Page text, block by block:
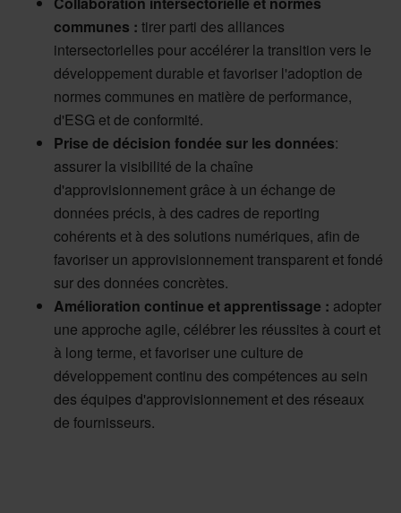
communes : tirer parti des alliances
intersectorielles pour accélérer la transition vers le
développement durable et favoriser l'adoption de
normes communes en matière de performance,
d'ESG et de conformité.
Prise de décision fondée sur les données:
assurer la visibilité de la chaîne
d'approvisionnement grâce à un échange de
données précis, à des cadres de reporting
cohérents et à des solutions numériques, afin de
favoriser un approvisionnement transparent et fondé
sur des données concrètes.
Amélioration continue et apprentissage : adopter
une approche agile, célébrer les réussites à court et
à long terme, et favoriser une culture de
développement continu des compétences au sein
des équipes d'approvisionnement et des réseaux
de fournisseurs.